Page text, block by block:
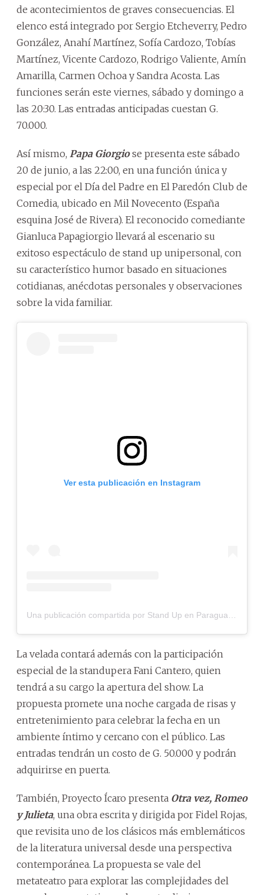
de acontecimientos de graves consecuencias. El
elenco está integrado por Sergio Etcheverry, Pedro
González, Anahí Martínez, Sofía Cardozo, Tobías
Martínez, Vicente Cardozo, Rodrigo Valiente, Amín
Amarilla, Carmen Ochoa y Sandra Acosta. Las
funciones serán este viernes, sábado y domingo a
las 20:30. Las entradas anticipadas cuestan G.
70.000.
Así mismo, Papa Giorgiose presenta este sábado
20 de junio, a las 22:00, en una función única y
especial por el Día del Padre en El Paredón Club de
Comedia, ubicado en Mil Novecento (España
esquina José de Rivera). El reconocido comediante
Gianluca Papagiorgio llevará al escenario su
exitoso espectáculo de stand up unipersonal, con
su característico humor basado en situaciones
cotidianas, anécdotas personales y observaciones
sobre la vida familiar.
Ver esta publicación en Instagram
La velada contará además con la participación
especial de la standupera Fani Cantero, quien
tendrá a su cargo la apertura del show. La
propuesta promete una noche cargada de risas y
entretenimiento para celebrar la fecha en un
ambiente íntimo y cercano con el público. Las
entradas tendrán un costo de G. 50.000 y podrán
adquirirse en puerta.
También, Proyecto Ícaro presenta Otra vez, Romeo
y Julieta, una obra escrita y dirigida por Fidel Rojas,
que revisita uno de los clásicos más emblemáticos
de la literatura universal desde una perspectiva
contemporánea. La propuesta se vale del
metateatro para explorar las complejidades del